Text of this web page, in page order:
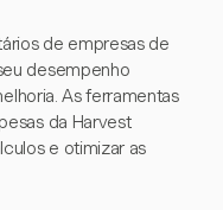
de empresas de
desempenho
As ferramentas
da Harvest
e otimizar as